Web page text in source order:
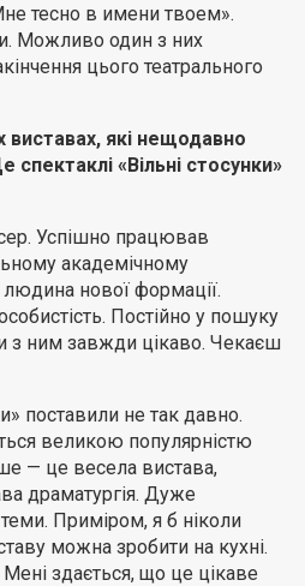
тесно в имени твоем».
Можливо один з них
цього театрального
виставах, які нещодавно
спектаклі «Вільні стосунки»
Успішно працював
академічному
людина нової формації.
Постійно у пошуку
ним завжди цікаво. Чекаєш
поставили не так давно.
великою популярністю
— це весела вистава,
драматургія. Дуже
Приміром, я б ніколи
можна зробити на кухні.
Мені здається, що це цікаве